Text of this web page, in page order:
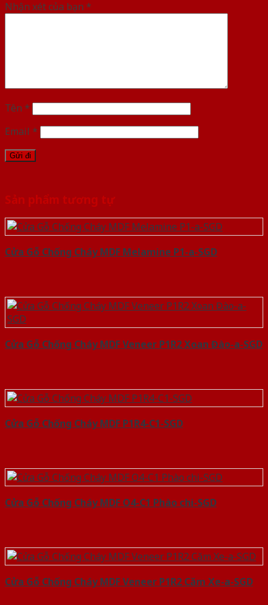
Nhận xét của bạn *
Tên *
Email *
Sản phẩm tương tự
Cửa Gỗ Chống Cháy MDF Melamine P1-a-SGD
Cửa Gỗ Chống Cháy MDF Veneer P1R2 Xoan Đào-a-SGD
Cửa Gỗ Chống Cháy MDF P1R4-C1-SGD
Cửa Gỗ Chống Cháy MDF O4-C1 Phào chi-SGD
Cửa Gỗ Chống Cháy MDF Veneer P1R2 Căm Xe-a-SGD